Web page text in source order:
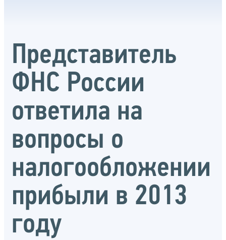
Представитель
ФНС России
ответила на
вопросы о
налогообложении
прибыли в 2013
году